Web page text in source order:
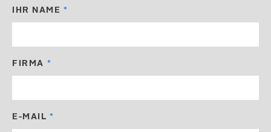
IHR NAME
FIRMA
E-MAIL